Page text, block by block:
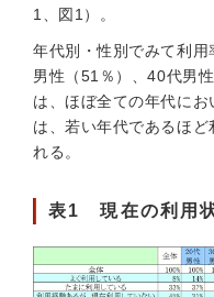
1、図1）。
年代別・性別でみて利
男性（51％）、40代男
は、ほぼ全ての年代に
は、若い年代であるほ
れる。
表1 現在の利用